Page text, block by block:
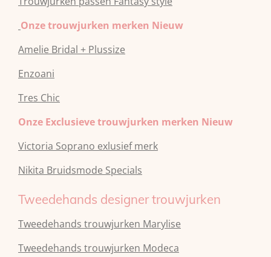
Onze trouwjurken merken Nieuw
Amelie Bridal + Plussize
Enzoani
Tres Chic
Onze Exclusieve trouwjurken merken Nieuw
Victoria Soprano exlusief merk
Nikita Bruidsmode Specials
Tweedehands designer trouwjurken
Tweedehands trouwjurken Marylise
Tweedehands trouwjurken Modeca